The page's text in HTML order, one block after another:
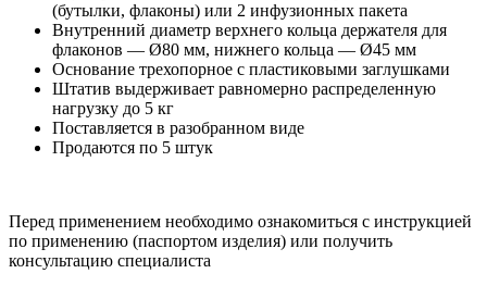
(бутылки, флаконы) или 2 инфузионных пакета
Внутренний диаметр верхнего кольца держателя для
флаконов — Ø80 мм, нижнего кольца — Ø45 мм
Основание трехопорное с пластиковыми заглушками
Штатив выдерживает равномерно распределенную
нагрузку до 5 кг
Поставляется в разобранном виде
Продаются по 5 штук
Перед применением необходимо ознакомиться с инструкцией
по применению (паспортом изделия) или получить
консультацию специалиста